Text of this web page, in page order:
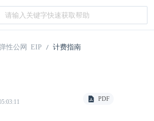
性公网 EIP 计费指南
PDF